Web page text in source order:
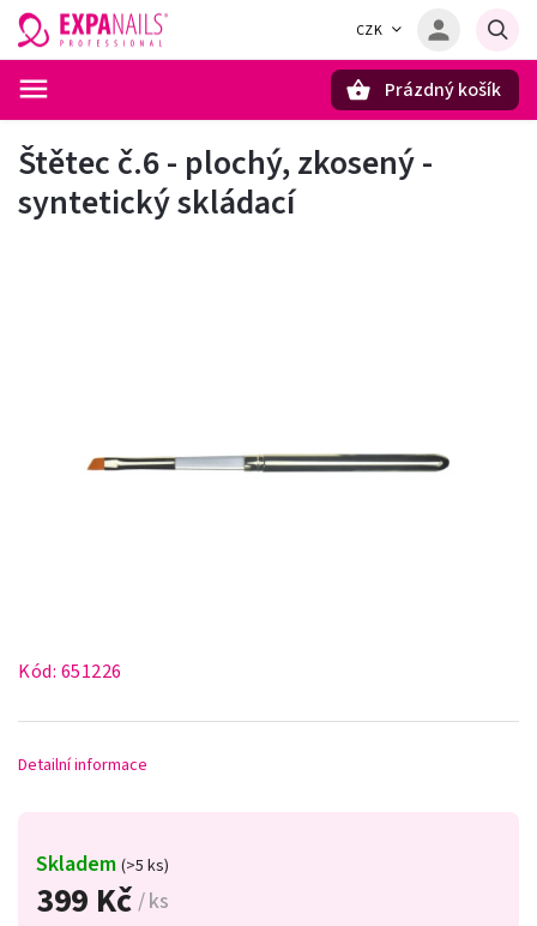
CZK
Prázdný košík
Štětec č.6 - plochý, zkosený -
syntetický skládací
Kód: 651226
399 Kč / ks
Skladem (>5 ks)
Detailní informace